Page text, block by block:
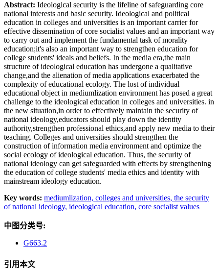
Abstract: Ideological security is the lifeline of safeguarding core
national interests and basic security. Ideological and political
education in colleges and universities is an important carrier for
effective dissemination of core socialist values and an important way
to carry out and implement the fundamental task of morality
education;it's also an important way to strengthen education for
college students' ideals and beliefs. In the media era,the main
structure of ideological education has undergone a qualitative
change,and the alienation of media applications exacerbated the
complexity of educational ecology. The lost of individual
educational object in mediumlization environment has posed a great
challenge to the ideological education in colleges and universities. in
the new situation,in order to effectively maintain the security of
national ideology,educators should play down the identity
authority,strengthen professional ethics,and apply new media to their
teaching. Colleges and universities should strengthen the
construction of information media environment and optimize the
social ecology of ideological education. Thus, the security of
national ideology can get safeguarded with effects by strengthening
the education of college students' media ethics and identity with
mainstream ideology education.
Key words: mediumlization, colleges and universities, the security
of national ideology, ideological education, core socialist values
中图分类号:
G663.2
引用本文